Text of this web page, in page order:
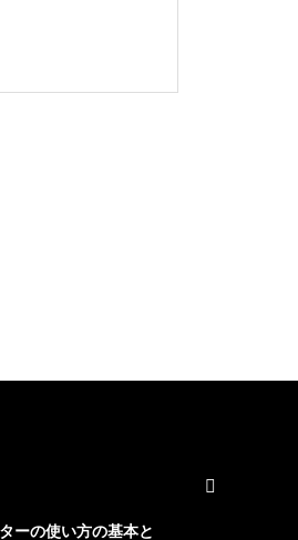
ーの使い方の基本と